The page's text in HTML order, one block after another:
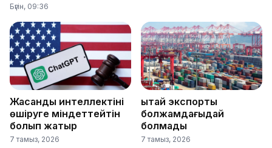
Бүгін, 09:36
Жасанды интеллектіні
өшіруге міндеттейтін
болып жатыр
7 тамыз, 2026
Қытай экспорты
болжамдағыдай
болмады
7 тамыз, 2026